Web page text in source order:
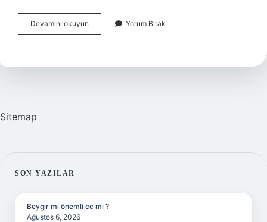
Devamını okuyun
Fiyatı
Yorum Bırak
Sitemap
SIDEBAR
SON YAZILAR
Beygir mi önemli cc mi ?
Ağustos 6, 2026